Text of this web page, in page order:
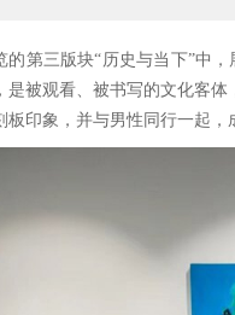
的第三版块“历史与当下”中
是被观看、被书写的文化客
板印象，并与男性同行一起，